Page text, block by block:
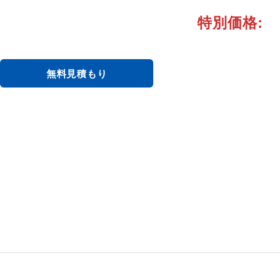
特別価格:
無料見積もり